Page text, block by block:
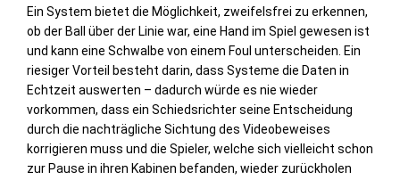
Ein System bietet die Möglichkeit, zweifelsfrei zu erkennen,
ob der Ball über der Linie war, eine Hand im Spiel gewesen ist
und kann eine Schwalbe von einem Foul unterscheiden. Ein
riesiger Vorteil besteht darin, dass Systeme die Daten in
Echtzeit auswerten – dadurch würde es nie wieder
vorkommen, dass ein Schiedsrichter seine Entscheidung
durch die nachträgliche Sichtung des Videobeweises
korrigieren muss und die Spieler, welche sich vielleicht schon
zur Pause in ihren Kabinen befanden, wieder zurückholen